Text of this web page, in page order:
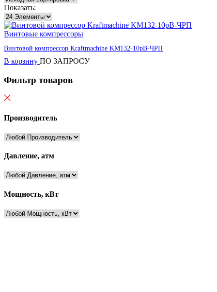
Показать:
Винтовые компрессоры
Винтовой компрессор Kraftmaсhine KM132-10рВ-ЧРП
В корзину ПО ЗАПРОСУ
Фильтр товаров
Производитель
Давление, атм
Мощность, кВт